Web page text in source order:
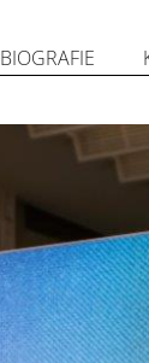
BIOGRAFIE